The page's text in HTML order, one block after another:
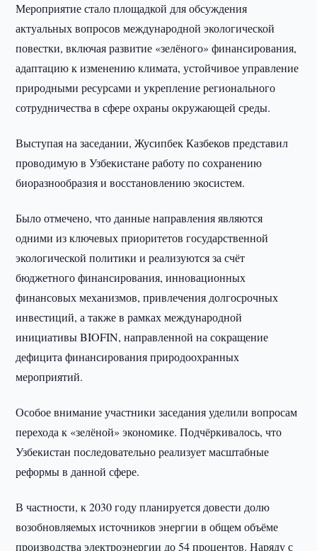
Мероприятие стало площадкой для обсуждения
актуальных вопросов международной экологической
повестки, включая развитие «зелёного» финансирования,
адаптацию к изменению климата, устойчивое управление
природными ресурсами и укрепление регионального
сотрудничества в сфере охраны окружающей среды.
Выступая на заседании, Жусипбек Казбеков представил
проводимую в Узбекистане работу по сохранению
биоразнообразия и восстановлению экосистем.
Было отмечено, что данные направления являются
одними из ключевых приоритетов государственной
экологической политики и реализуются за счёт
бюджетного финансирования, инновационных
финансовых механизмов, привлечения долгосрочных
инвестиций, а также в рамках международной
инициативы BIOFIN, направленной на сокращение
дефицита финансирования природоохранных
мероприятий.
Особое внимание участники заседания уделили вопросам
перехода к «зелёной» экономике. Подчёркивалось, что
Узбекистан последовательно реализует масштабные
реформы в данной сфере.
В частности, к 2030 году планируется довести долю
возобновляемых источников энергии в общем объёме
производства электроэнергии до 54 процентов. Наряду с